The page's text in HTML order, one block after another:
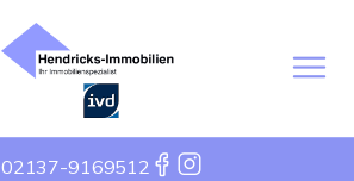
02137-9169512